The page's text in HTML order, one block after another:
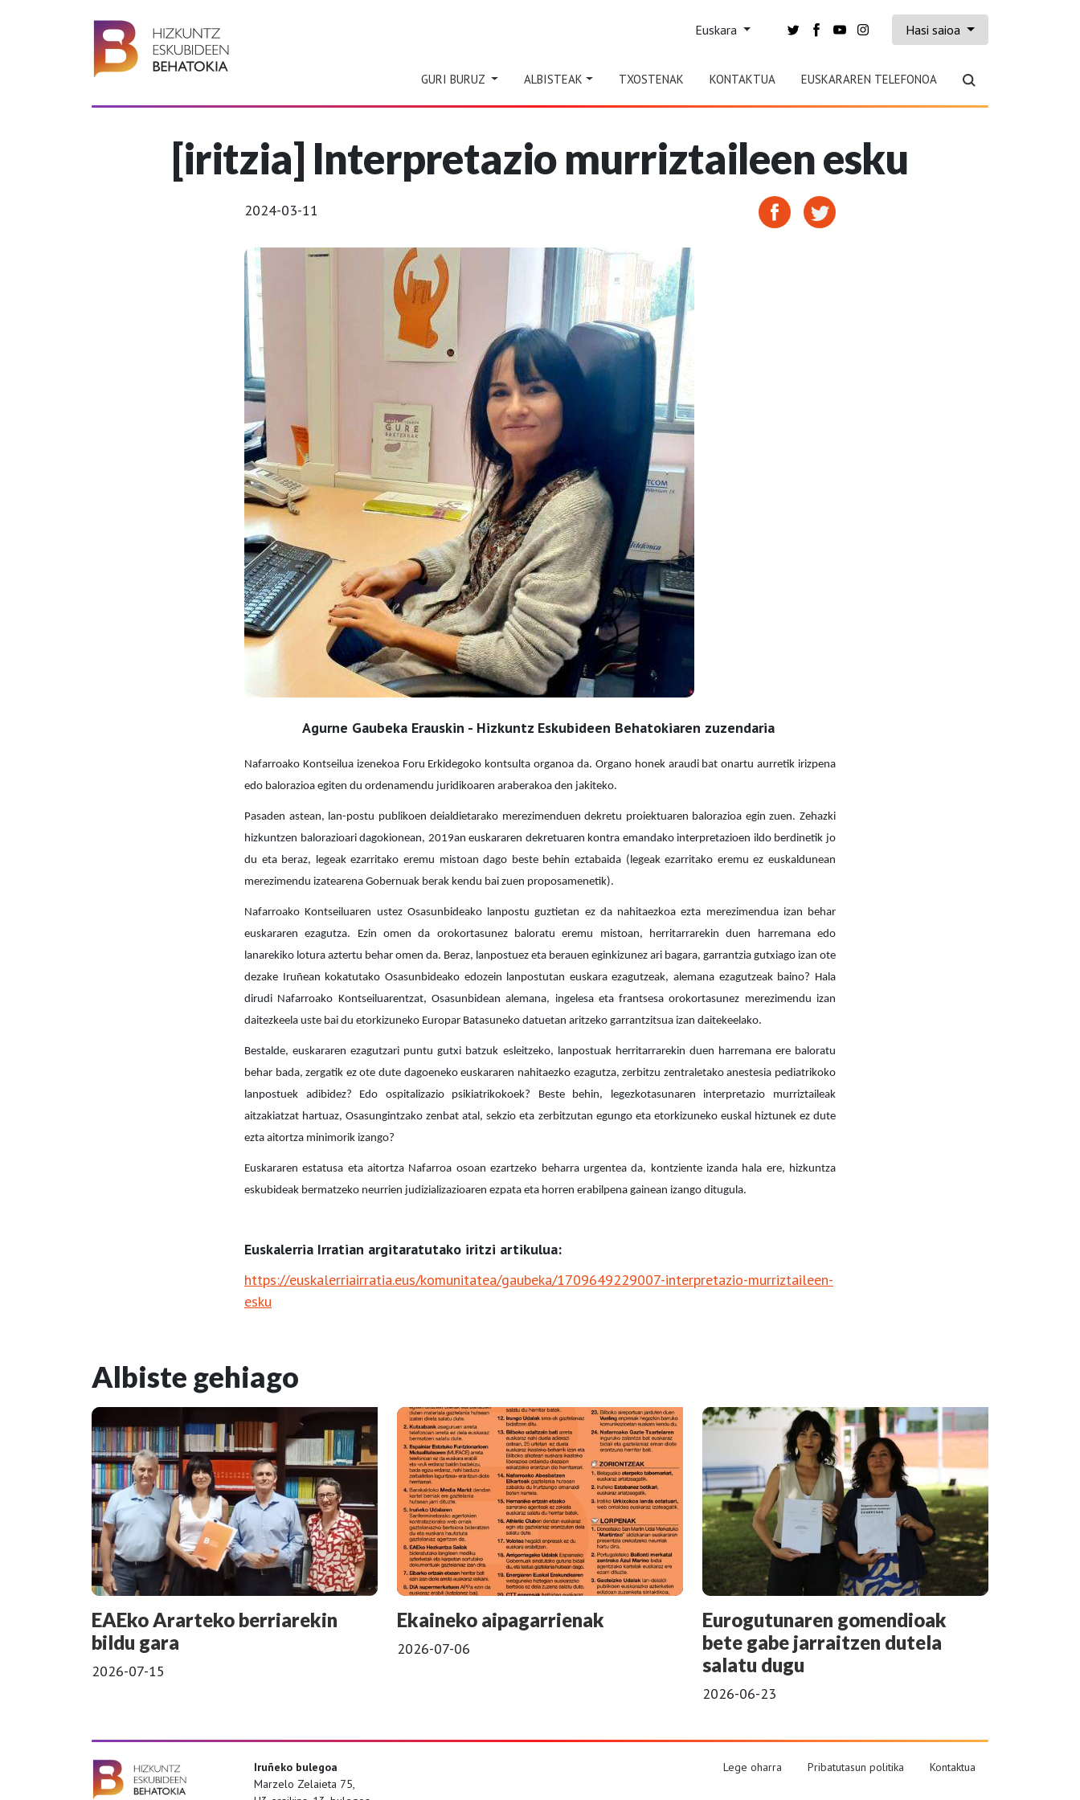
Euskara Hasi saioa
GURI BURUZ ALBISTEAK TXOSTENAK KONTAKTUA EUSKARAREN TELEFONOA
[iritzia] Interpretazio murriztaileen esku
2024-03-11
Agurne Gaubeka Erauskin - Hizkuntz Eskubideen Behatokiaren zuzendaria
Nafarroako Kontseilua izenekoa Foru Erkidegoko kontsulta organoa da. Organo honek araudi bat onartu aurretik irizpena
edo balorazioa egiten du ordenamendu juridikoaren araberakoa den jakiteko.
Pasaden astean, lan-postu publikoen deialdietarako merezimenduen dekretu proiektuaren balorazioa egin zuen. Zehazki
hizkuntzen balorazioari dagokionean, 2019an euskararen dekretuaren kontra emandako interpretazioen ildo berdinetik jo
du eta beraz, legeak ezarritako eremu mistoan dago beste behin eztabaida (legeak ezarritako eremu ez euskaldunean
merezimendu izatearena Gobernuak berak kendu bai zuen proposamenetik).
Nafarroako Kontseiluaren ustez Osasunbideako lanpostu guztietan ez da nahitaezkoa ezta merezimendua izan behar
euskararen ezagutza. Ezin omen da orokortasunez baloratu eremu mistoan, herritarrarekin duen harremana edo
lanarekiko lotura aztertu behar omen da. Beraz, lanpostuez eta berauen eginkizunez ari bagara, garrantzia gutxiago izan ote
dezake Iruñean kokatutako Osasunbideako edozein lanpostutan euskara ezagutzeak, alemana ezagutzeak baino? Hala
dirudi Nafarroako Kontseiluarentzat, Osasunbidean alemana, ingelesa eta frantsesa orokortasunez merezimendu izan
daitezkeela uste bai du etorkizuneko Europar Batasuneko datuetan aritzeko garrantzitsua izan daitekeelako.
Bestalde, euskararen ezagutzari puntu gutxi batzuk esleitzeko, lanpostuak herritarrarekin duen harremana ere baloratu
behar bada, zergatik ez ote dute dagoeneko euskararen nahitaezko ezagutza, zerbitzu zentraletako anestesia pediatrikoko
lanpostuek adibidez? Edo ospitalizazio psikiatrikokoek? Beste behin, legezkotasunaren interpretazio murriztaileak
aitzakiatzat hartuaz, Osasungintzako zenbat atal, sekzio eta zerbitzutan egungo eta etorkizuneko euskal hiztunek ez dute
ezta aitortza minimorik izango?
Euskararen estatusa eta aitortza Nafarroa osoan ezartzeko beharra urgentea da, kontziente izanda hala ere, hizkuntza
eskubideak bermatzeko neurrien judizializazioaren ezpata eta horren erabilpena gainean izango ditugula.
Euskalerria Irratian argitaratutako iritzi artikulua:
https://euskalerriairratia.eus/komunitatea/gaubeka/1709649229007-interpretazio-murriztaileen-
esku
Albiste gehiago
EAEko Ararteko berriarekin
bildu gara
2026-07-15
Ekaineko aipagarrienak
2026-07-06
Eurogutunaren gomendioak
bete gabe jarraitzen dutela
salatu dugu
2026-06-23
Iruñeko bulegoa
Marzelo Zelaieta 75,
Lege oharra Pribatutasun politika Kontaktua